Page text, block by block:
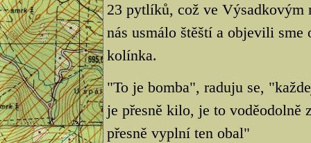
23 pytlíků, což ve Výsadkovým
nás usmálo štěští a objevili
kolínka.
"To je bomba", raduju se,
je přesně kilo, je to voděodolně
přesně vyplní ten obal"